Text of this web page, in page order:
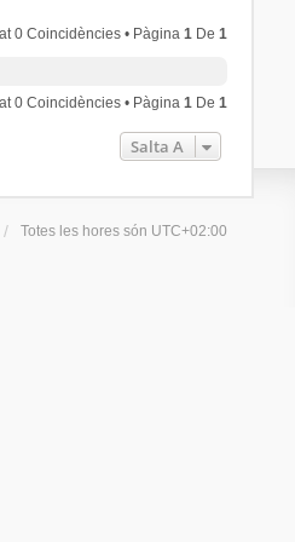
0 Coincidències • Pàgina1 De1
0 Coincidències • Pàgina1 De1
Salta A
Totes les hores són UTC+02:00